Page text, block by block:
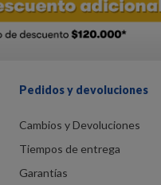
Pedidos y devoluciones
Cambios y Devoluciones
Tiempos de entrega
Garantías